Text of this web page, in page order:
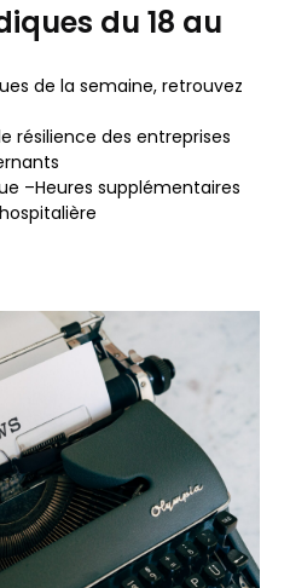
du 18 au
de la semaine, retrouvez
résilience des entreprises
–Heures supplémentaires